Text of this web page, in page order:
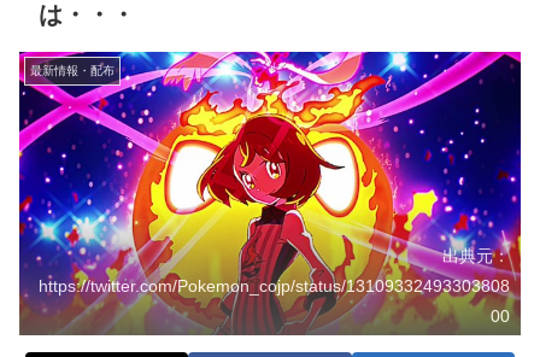
は・・・
最新情報・配布
出典元：
https://twitter.com/Pokemon_cojp/status/13109332493303808
00